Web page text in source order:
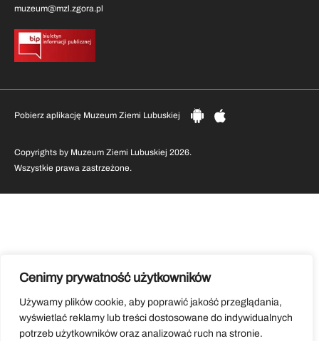
Cenimy prywatność użytkowników
Używamy plików cookie, aby poprawić jakość przeglądania,
wyświetlać reklamy lub treści dostosowane do indywidualnych
potrzeb użytkowników oraz analizować ruch na stronie.
muzeum@mzl.zgora.pl
Copyrights by Muzeum Ziemi Lubuskiej 2026.
Wszystkie prawa zastrzeżone.
Pobierz aplikację Muzeum Ziemi Lubuskiej